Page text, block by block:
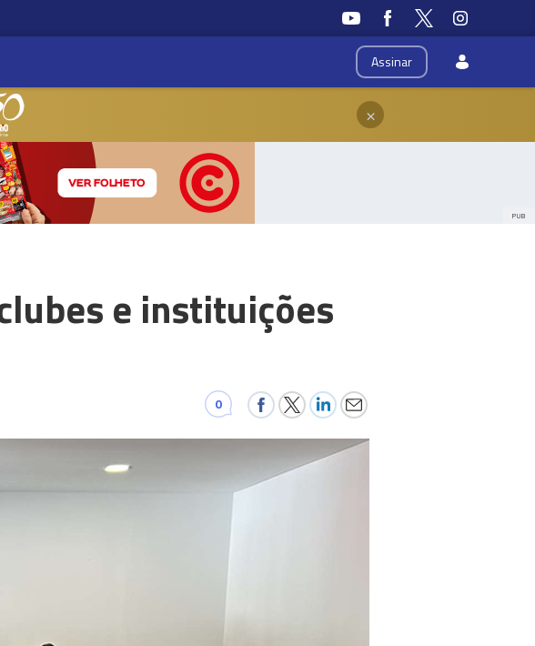
Assinar
×
PUB
e instituições
0